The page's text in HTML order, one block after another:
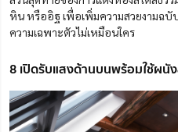
หิน หรืออิฐ เพื่อเพิ่มความสวยงามฉบั
ความเฉพาะตัวไม่เหมือนใคร
8 เปิดรับแสงด้านบนพร้อมใช้ผนั